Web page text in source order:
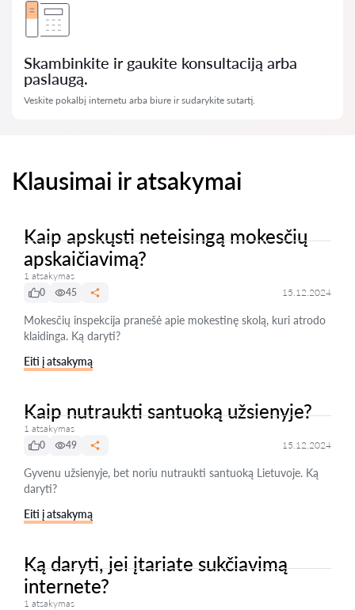
Skambinkite ir gaukite konsultaciją arba
paslaugą.
Veskite pokalbį internetu arba biure ir sudarykite sutartį.
Klausimai ir atsakymai
Kaip apskųsti neteisingą mokesčių
apskaičiavimą?
1 atsakymas
0
45 15.12.2024
Mokesčių inspekcija pranešė apie mokestinę skolą, kuri atrodo
klaidinga. Ką daryti?
Eiti į atsakymą
Kaip nutraukti santuoką užsienyje?
1 atsakymas
0
49 15.12.2024
Gyvenu užsienyje, bet noriu nutraukti santuoką Lietuvoje. Ką
daryti?
Eiti į atsakymą
Ką daryti, jei įtariate sukčiavimą
internete?
1 atsakymas